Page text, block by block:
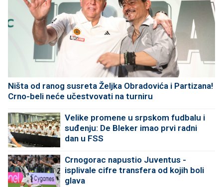
Ništa od ranog susreta Željka Obradovića i Partizana!
Crno-beli neće učestvovati na turniru
Velike promene u srpskom fudbalu i
suđenju: De Bleker imao prvi radni
dan u FSS
Crnogorac napustio Juventus -
isplivale cifre transfera od kojih boli
glava